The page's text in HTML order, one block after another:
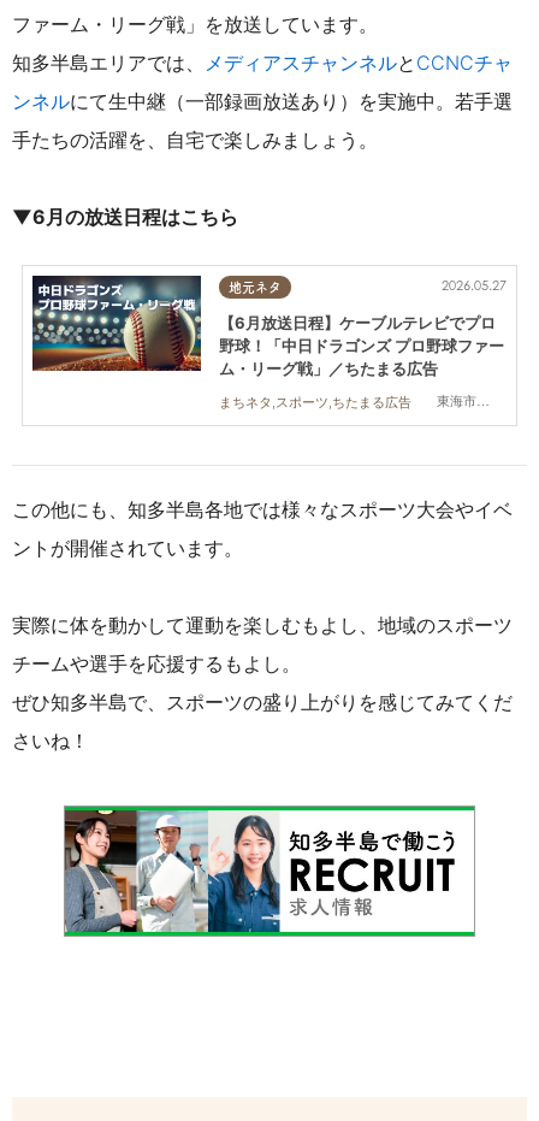
ファーム・リーグ戦」を放送しています。
知多半島エリアでは、 メディアスチャンネルと CCNCチャ
ンネルにて生中継（一部録画放送あり）を実施中。若手選
手たちの活躍を、自宅で楽しみましょう。
▼6月の放送日程はこちら
地元ネタ
東海市,大府市,知多市,東浦町,常滑市,武豊町,美浜町,南知多町
2026.05.27
【6月放送日程】ケーブルテレビでプロ
野球！「中日ドラゴンズ プロ野球ファー
ム・リーグ戦」／ちたまる広告
まちネタ,スポーツ,ちたまる広告
この他にも、知多半島各地では様々なスポーツ大会やイベ
ントが開催されています。
実際に体を動かして運動を楽しむもよし、地域のスポーツ
チームや選手を応援するもよし。
ぜひ知多半島で、スポーツの盛り上がりを感じてみてくだ
さいね！